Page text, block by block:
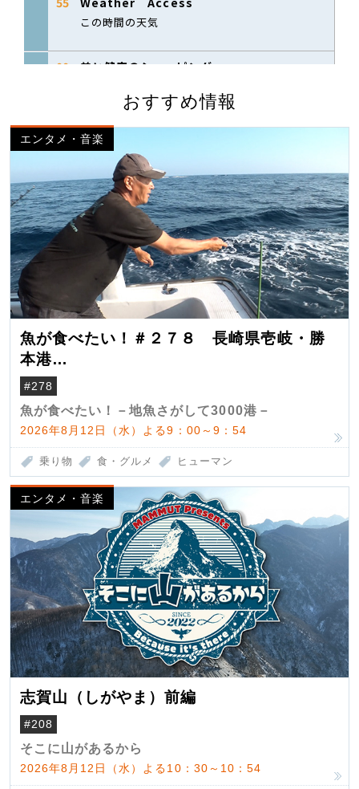
おすすめ情報
エンタメ・音楽
魚が食べたい！＃２７８ 長崎県壱岐・勝
本港
（クロマグロ）
#278
魚が食べたい！－地魚さがして3000港－
2026年8月12日（水）よる9：00～9：54
乗り物 食・グルメ ヒューマン
エンタメ・音楽
志賀山（しがやま）前編
#208
そこに山があるから
2026年8月12日（水）よる10：30～10：54